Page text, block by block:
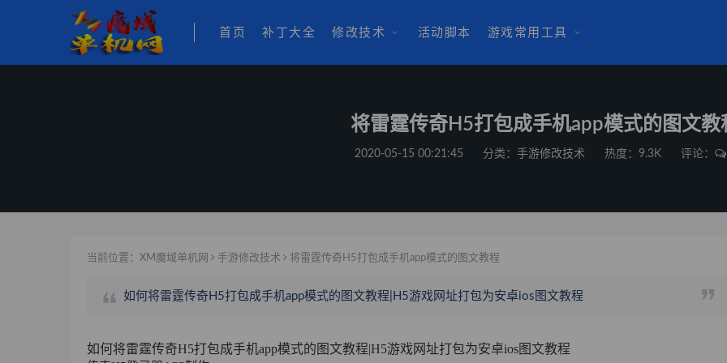
首页 补丁大全 修改技术 活动脚本 游戏常用工具
将雷霆传奇H5打包成手机app模式的图文教
2020-05-15 00:21:45 分类： 手游修改技术 热度：9.3K 评论：
当前位置： XM魔域单机网 手游修改技术 将雷霆传奇H5打包成手机app模式的图文教程
如何将雷霆传奇H5打包成手机app模式的图文教程|H5游戏网址打包为安卓ios图文教程
如何将雷霆传奇H5打包成手机app模式的图文教程|H5游戏网址打包为安卓ios图文教程